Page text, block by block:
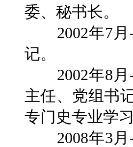
委、秘书长。
2002年7月-
记。
2002年8月-
主任、党组书
专门史专业学
2008年3月-